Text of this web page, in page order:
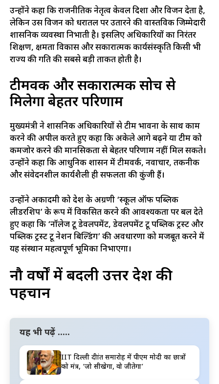
उन्होंने कहा कि राजनीतिक नेतृत्व केवल दिशा और विजन देता है,
लेकिन उस विजन को धरातल पर उतारने की वास्तविक जिम्मेदारी
प्रशासनिक व्यवस्था निभाती है। इसलिए अधिकारियों का निरंतर
प्रशिक्षण, क्षमता विकास और सकारात्मक कार्यसंस्कृति किसी भी
राज्य की प्रगति की सबसे बड़ी ताकत होती है।
टीमवर्क और सकारात्मक सोच से
मिलेगा बेहतर परिणाम
मुख्यमंत्री ने प्रशासनिक अधिकारियों से टीम भावना के साथ काम
करने की अपील करते हुए कहा कि अकेले आगे बढ़ने या टीम को
कमजोर करने की मानसिकता से बेहतर परिणाम नहीं मिल सकते।
उन्होंने कहा कि आधुनिक प्रशासन में टीमवर्क, नवाचार, तकनीक
और संवेदनशील कार्यशैली ही सफलता की कुंजी हैं।
उन्होंने अकादमी को देश के अग्रणी ‘स्कूल ऑफ पब्लिक
लीडरशिप’ के रूप में विकसित करने की आवश्यकता पर बल देते
हुए कहा कि ‘नॉलेज टू डेवलपमेंट, डेवलपमेंट टू पब्लिक ट्रस्ट और
पब्लिक ट्रस्ट टू नेशन बिल्डिंग’ की अवधारणा को मजबूत करने में
यह संस्थान महत्वपूर्ण भूमिका निभाएगा।
नौ वर्षों में बदली उत्तर प्रदेश की
पहचान
यह भी पढ़ें .....
IIT दिल्ली दीक्षांत समारोह में पीएम मोदी का छात्रों
को मंत्र, ‘जो सीखेगा, वो जीतेगा’